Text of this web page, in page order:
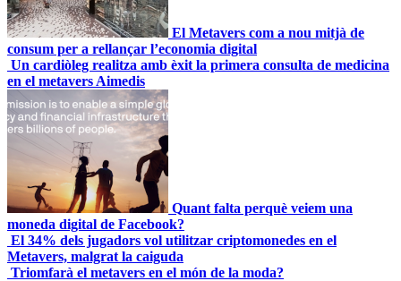
El Metavers com a nou mitjà de
consum per a rellançar l’economia digital
Un cardiòleg realitza amb èxit la primera consulta de medicina
en el metavers Aimedis
Quant falta perquè veiem una
moneda digital de Facebook?
El 34% dels jugadors vol utilitzar criptomonedes en el
Metavers, malgrat la caiguda
Triomfarà el metavers en el món de la moda?